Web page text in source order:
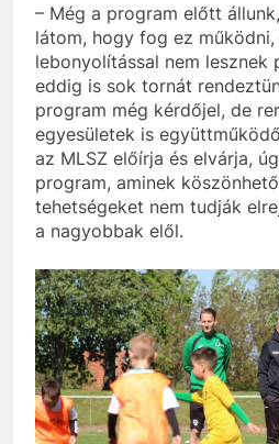
– Még a program előtt
látom, hogy fog ez
lebonyolítással nem lesznek
eddig is sok tornát
program még kérdőjel, de
egyesületek is
az MLSZ előírja és elvárja,
program, aminek
tehetségeket nem tudják
a nagyobbak elől.